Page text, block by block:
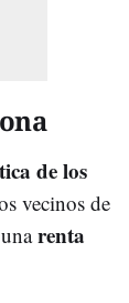
de los
vecinos de
renta